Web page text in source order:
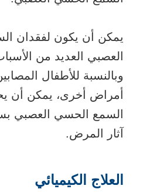
يمكن أن يكون لفقدان
العصبي العديد من
وبالنسبة للأطفال
أمراض أخرى، يمكن أن
السمع الحسي العصبي
آثار المرض.
العلاج الكيميائي